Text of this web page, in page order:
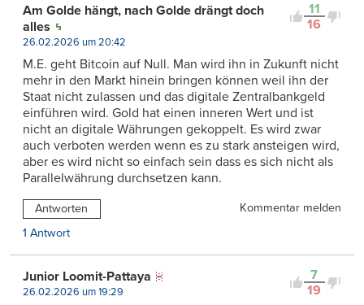
11
16
Am Golde hängt, nach Golde drängt doch
alles
26.02.2026 um 20:42
M.E. geht Bitcoin auf Null. Man wird ihn in Zukunft nicht
mehr in den Markt hinein bringen können weil ihn der
Staat nicht zulassen und das digitale Zentralbankgeld
einführen wird. Gold hat einen inneren Wert und ist
nicht an digitale Währungen gekoppelt. Es wird zwar
auch verboten werden wenn es zu stark ansteigen wird,
aber es wird nicht so einfach sein dass es sich nicht als
Parallelwährung durchsetzen kann.
Antworten
Kommentar melden
1 Antwort
7
19
Junior Loomit-Pattaya
26.02.2026 um 19:29